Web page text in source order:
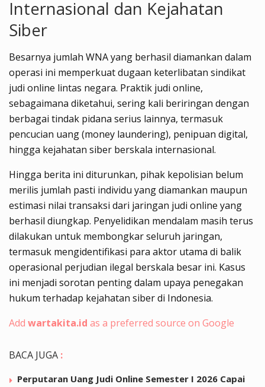
Internasional dan Kejahatan
Siber
Besarnya jumlah WNA yang berhasil diamankan dalam
operasi ini memperkuat dugaan keterlibatan sindikat
judi online lintas negara. Praktik judi online,
sebagaimana diketahui, sering kali beriringan dengan
berbagai tindak pidana serius lainnya, termasuk
pencucian uang (money laundering), penipuan digital,
hingga kejahatan siber berskala internasional.
Hingga berita ini diturunkan, pihak kepolisian belum
merilis jumlah pasti individu yang diamankan maupun
estimasi nilai transaksi dari jaringan judi online yang
berhasil diungkap. Penyelidikan mendalam masih terus
dilakukan untuk membongkar seluruh jaringan,
termasuk mengidentifikasi para aktor utama di balik
operasional perjudian ilegal berskala besar ini. Kasus
ini menjadi sorotan penting dalam upaya penegakan
hukum terhadap kejahatan siber di Indonesia.
Add wartakita.id as a preferred source on Google
BACA JUGA :
Perputaran Uang Judi Online Semester I 2026 Capai